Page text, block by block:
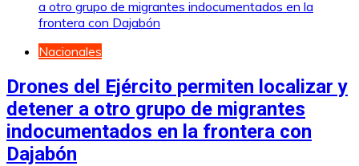
Nacionales
Drones del Ejército permiten localizar y
detener a otro grupo de migrantes
indocumentados en la frontera con
Dajabón